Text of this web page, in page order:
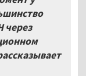
через